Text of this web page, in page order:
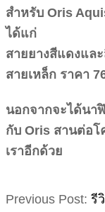
สำหรับ Oris
ได้แก่
สายยางสีแดงแล
สายเหล็ก ราคา
นอกจากจะได้นา
กับ Oris สานต่อโ
เราอีกด้วย
2019-
Previous Post: รี